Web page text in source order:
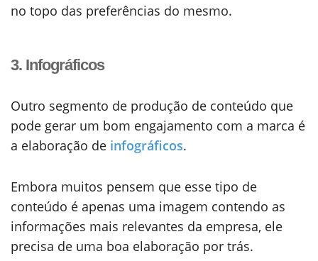
no topo das preferências do mesmo.
3. Infográficos
Outro segmento de produção de conteúdo que
pode gerar um bom engajamento com a marca é
a elaboração de infográficos.
Embora muitos pensem que esse tipo de
conteúdo é apenas uma imagem contendo as
informações mais relevantes da empresa, ele
precisa de uma boa elaboração por trás.